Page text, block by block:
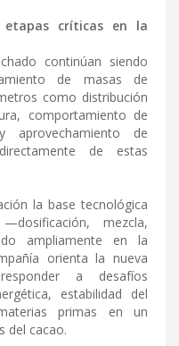
etapas críticas en la
continúan siendo
de masas de
como distribución
comportamiento de
de
de estas
la base tecnológica
mezcla,
ampliamente en la
orienta la nueva
a desafíos
estabilidad del
primas en un
del cacao.